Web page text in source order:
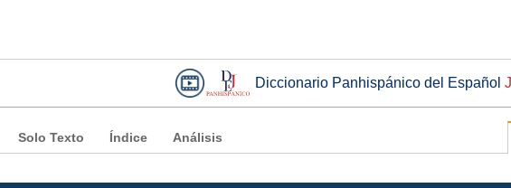
Diccionario Panhispánico del Español J
Solo Texto Índice Análisis